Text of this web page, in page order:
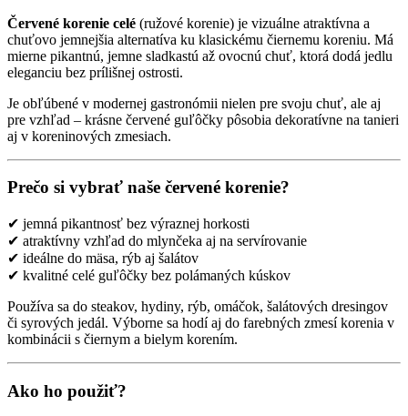
Červené korenie celé (ružové korenie) je vizuálne atraktívna a
chuťovo jemnejšia alternatíva ku klasickému čiernemu koreniu. Má
mierne pikantnú, jemne sladkastú až ovocnú chuť, ktorá dodá jedlu
eleganciu bez prílišnej ostrosti.
Je obľúbené v modernej gastronómii nielen pre svoju chuť, ale aj
pre vzhľad – krásne červené guľôčky pôsobia dekoratívne na tanieri
aj v koreninových zmesiach.
Prečo si vybrať naše červené korenie?
✔ jemná pikantnosť bez výraznej horkosti
✔ atraktívny vzhľad do mlynčeka aj na servírovanie
✔ ideálne do mäsa, rýb aj šalátov
✔ kvalitné celé guľôčky bez polámaných kúskov
Používa sa do steakov, hydiny, rýb, omáčok, šalátových dresingov
či syrových jedál. Výborne sa hodí aj do farebných zmesí korenia v
kombinácii s čiernym a bielym korením.
Ako ho použiť?